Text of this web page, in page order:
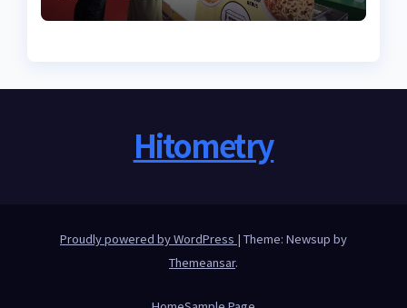
Hitometry
Proudly powered by WordPress | Theme: Newsup by
Themeansar.